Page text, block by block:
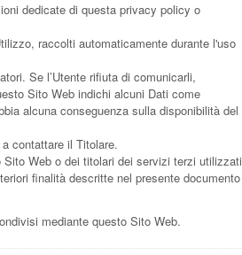
dedicate di questa privacy policy o
raccolti automaticamente durante l'uso
Se l’Utente rifiuta di comunicarli,
Sito Web indichi alcuni Dati come
alcuna conseguenza sulla disponibilità del
contattare il Titolare.
Web o dei titolari dei servizi terzi utilizzati
finalità descritte nel presente documento
mediante questo Sito Web.